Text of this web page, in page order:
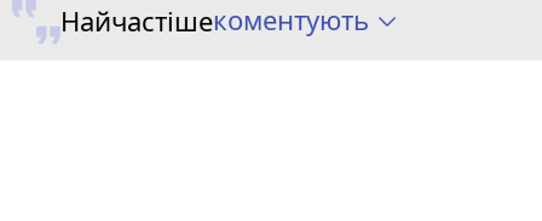
Найчастішекоментують